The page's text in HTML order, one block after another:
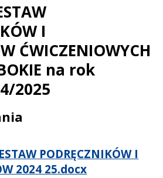
I
ĆWICZENIOWYCH
na rok
2025
PODRĘCZNIKÓW I
2024 25.docx